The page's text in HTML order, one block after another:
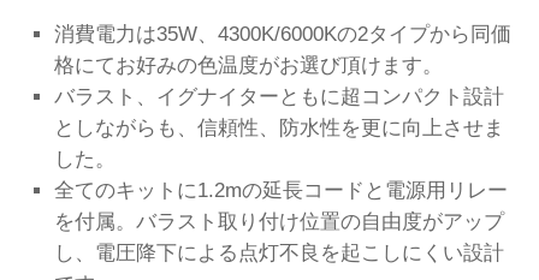
消費電力は35W、4300K/6000Kの2タイプから同価
格にてお好みの色温度がお選び頂けます。
バラスト、イグナイターともに超コンパクト設計
としながらも、信頼性、防水性を更に向上させま
した。
全てのキットに1.2mの延長コードと電源用リレー
を付属。バラスト取り付け位置の自由度がアップ
し、電圧降下による点灯不良を起こしにくい設計